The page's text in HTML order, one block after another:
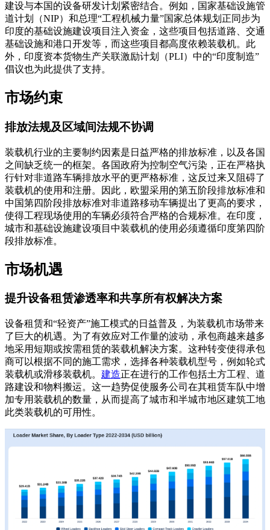
建设与本国的设备研发计划紧密结合。例如，国家基础设施管
道计划（NIP）和总理“工程机械力量”国家总体规划正同步为
印度的基础设施建设项目注入资金，这些项目包括道路、交通
基础设施和港口开发等，而这些项目都高度依赖装载机。此
外，印度资本货物生产关联激励计划（PLI）中的“印度制造”
倡议也为此提供了支持。
市场约束
排放法规及区域间法规不协调
装载机行业的主要制约因素是日益严格的排放标准，以及各国
之间缺乏统一的框架。各国政府为控制空气污染，正在严格执
行针对非道路车辆排放水平的更严格标准，这反过来又阻碍了
装载机的使用和注册。因此，欧盟采用的第五阶段排放标准和
中国第四阶段排放标准对非道路移动车辆提出了更高的要求，
使得工程现场使用的车辆必须符合严格的合规标准。在印度，
城市和基础设施建设项目中装载机的使用必须遵循印度第四阶
段排放标准。
市场机遇
提升设备租赁渗透率和共享所有权解决方案
设备租赁和“轻资产”施工模式的日益普及，为装载机市场带来
了巨大的机遇。为了有效应对工作量的波动，承包商越来越多
地采用短期或按需租赁的装载机解决方案。这种转变使得承包
商可以根据不同的施工需求，选择各种装载机型号，例如轮式
装载机或滑移装载机。 建造正在进行的工作包括土方工程、道
路建设和物料搬运。这一趋势促使服务公司在其租赁车队中增
加专用装载机的数量，从而提高了城市和半城市地区建筑工地
此类装载机的可用性。